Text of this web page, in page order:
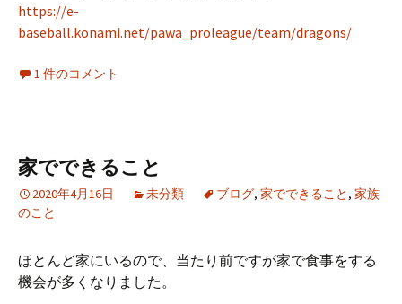
https://e-
baseball.konami.net/pawa_proleague/team/dragons/
1 件のコメント
家でできること
2020年4月16日 未分類 ブログ, 家でできること , 家族
のこと
ほとんど家にいるので、当たり前ですが家で食事をする
機会が多くなりました。